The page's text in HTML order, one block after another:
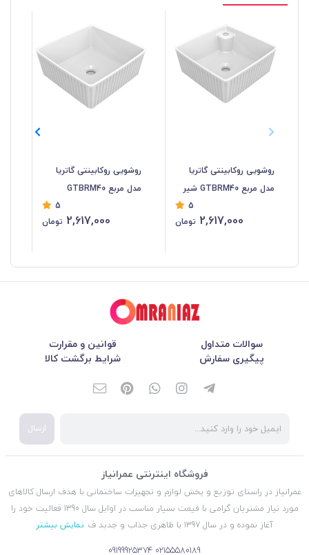
روشویی روکابینتی گاتریا
مدل مربع GTBRM40 شیر
5
2,617,000 تومان
روشویی روکابینتی گاتریا
مدل مربع GTBRM40
5
2,617,000 تومان
سوالات متداول
قوانین و مقرارت
پیگیری سفارش
شرایط برگشت کالا
ارسال
فروشگاه اینترنتی عمرانیاز
عمرانیاز در راستای توزیع و پخش لوازم و تجهیزات ساختمانی با هدف ارسال کالاهای
مورد نیاز مشتریان گرامی با قیمت بسیار مناسب در اوایل سال 1390 فعالیت خود را
آغاز نموده و در سال 1397 با ظاهری جذاب و جدید ف
نمایش بیشتر
02155580189
09199925374